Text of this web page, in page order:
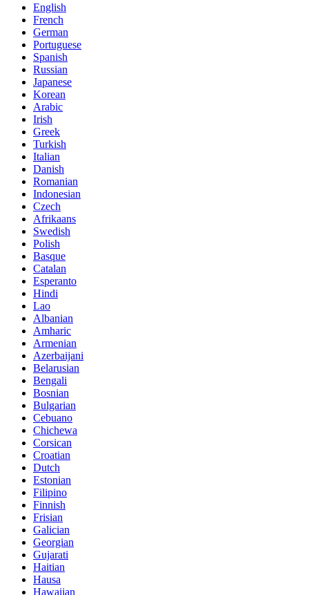
English
French
German
Portuguese
Spanish
Russian
Japanese
Korean
Arabic
Irish
Greek
Turkish
Italian
Danish
Romanian
Indonesian
Czech
Afrikaans
Swedish
Polish
Basque
Catalan
Esperanto
Hindi
Lao
Albanian
Amharic
Armenian
Azerbaijani
Belarusian
Bengali
Bosnian
Bulgarian
Cebuano
Chichewa
Corsican
Croatian
Dutch
Estonian
Filipino
Finnish
Frisian
Galician
Georgian
Gujarati
Haitian
Hausa
Hawaiian